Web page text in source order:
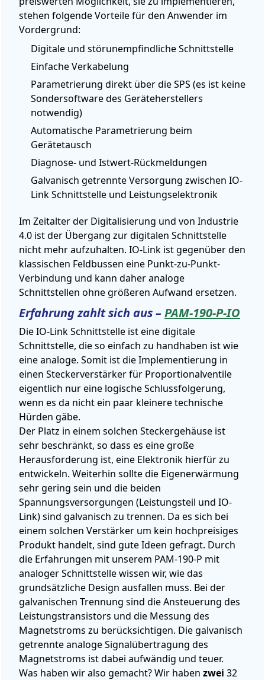
stehen folgende Vorteile für den Anwender im
Vordergrund:
Digitale und störunempfindliche Schnittstelle
Einfache Verkabelung
Parametrierung direkt über die SPS (es ist keine
Sondersoftware des Geräteherstellers
notwendig)
Automatische Parametrierung beim
Gerätetausch
Diagnose- und Istwert-Rückmeldungen
Galvanisch getrennte Versorgung zwischen IO-
Link Schnittstelle und Leistungselektronik
Im Zeitalter der Digitalisierung und von Industrie
4.0 ist der Übergang zur digitalen Schnittstelle
nicht mehr aufzuhalten. IO-Link ist gegenüber den
klassischen Feldbussen eine Punkt-zu-Punkt-
Verbindung und kann daher analoge
Schnittstellen ohne größeren Aufwand ersetzen.
Erfahrung zahlt sich aus – PAM-190-P-IO
Die IO-Link Schnittstelle ist eine digitale
Schnittstelle, die so einfach zu handhaben ist wie
eine analoge. Somit ist die Implementierung in
einen Steckerverstärker für Proportionalventile
eigentlich nur eine logische Schlussfolgerung,
wenn es da nicht ein paar kleinere technische
Hürden gäbe.
Der Platz in einem solchen Steckergehäuse ist
sehr beschränkt, so dass es eine große
Herausforderung ist, eine Elektronik hierfür zu
entwickeln. Weiterhin sollte die Eigenerwärmung
sehr gering sein und die beiden
Spannungsversorgungen (Leistungsteil und IO-
Link) sind galvanisch zu trennen. Da es sich bei
einem solchen Verstärker um kein hochpreisiges
Produkt handelt, sind gute Ideen gefragt. Durch
die Erfahrungen mit unserem PAM-190-P mit
analoger Schnittstelle wissen wir, wie das
grundsätzliche Design ausfallen muss. Bei der
galvanischen Trennung sind die Ansteuerung des
Leistungstransistors und die Messung des
Magnetstroms zu berücksichtigen. Die galvanisch
getrennte analoge Signalübertragung des
Magnetstroms ist dabei aufwändig und teuer.
Was haben wir also gemacht? Wir haben zwei 32